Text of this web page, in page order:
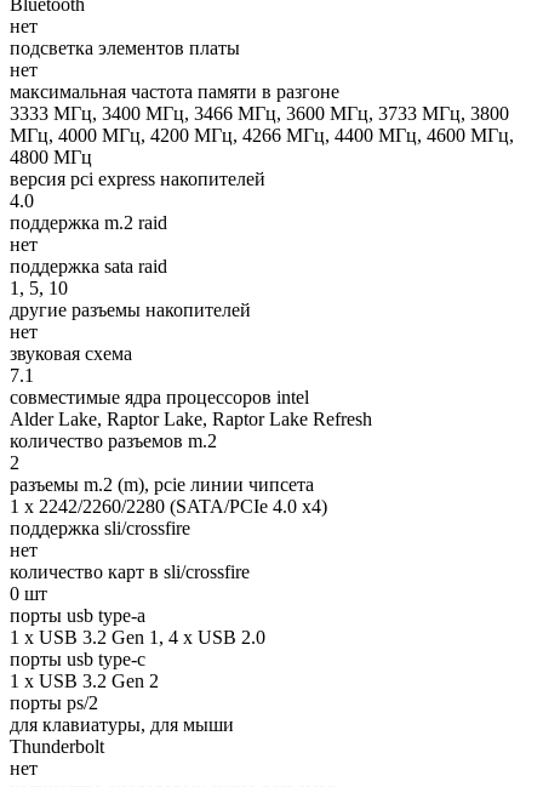
нет
подсветка элементов платы
нет
максимальная частота памяти в разгоне
3333 МГц, 3400 МГц, 3466 МГц, 3600 МГц, 3733 МГц, 3800
МГц, 4000 МГц, 4200 МГц, 4266 МГц, 4400 МГц, 4600 МГц,
4800 МГц
версия pci express накопителей
4.0
поддержка m.2 raid
нет
поддержка sata raid
1, 5, 10
другие разъемы накопителей
нет
звуковая схема
7.1
совместимые ядра процессоров intel
Alder Lake, Raptor Lake, Raptor Lake Refresh
количество разъемов m.2
2
разъемы m.2 (m), pcie линии чипсета
1 x 2242/2260/2280 (SATA/PCIe 4.0 x4)
поддержка sli/crossfire
нет
количество карт в sli/crossfire
0 шт
порты usb type-a
1 x USB 3.2 Gen 1, 4 x USB 2.0
порты usb type-c
1 x USB 3.2 Gen 2
порты ps/2
для клавиатуры, для мыши
Thunderbolt
нет